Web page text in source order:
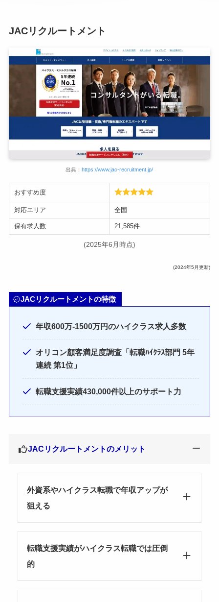
JACリクルートメント
出典：https://www.jac-recruitment.jp/
おすすめ度
対応エリア 全国
保有求人数 21,585件
(2025年6月時点)
(2024年5月更新)
JACリクルートメントの特徴
年収600万-1500万円のハイクラス求人多数
オリコン顧客満足度調査「転職ﾊｲｸﾗｽ部門 5年
連続 第1位」
転職支援実績430,000件以上のサポート力
JACリクルートメントのメリット
外資系やハイクラス転職で年収アップが
狙える
転職支援実績がハイクラス転職では圧倒
的